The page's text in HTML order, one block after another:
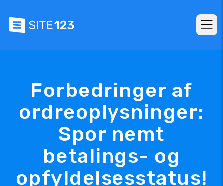
Forbedringer af
ordreoplysninger:
Spor nemt
betalings- og
opfyldelsesstatus!